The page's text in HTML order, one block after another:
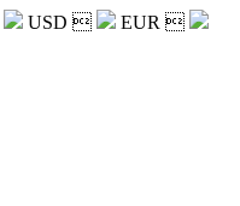
USD  EUR 